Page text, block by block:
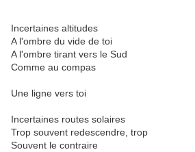
Incertaines altitudes
A l'ombre du vide de toi
A l'ombre tirant vers le Sud
Comme au compas
Une ligne vers toi
Incertaines routes solaires
Trop souvent redescendre, trop
Souvent le contraire